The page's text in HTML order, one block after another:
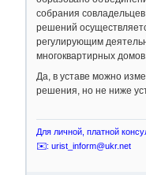
собрания
решений
регулирующим
многоквартирных домов.
Да, в уставе можно
решения, но не ниже
Для личной, платной
✉️: urist_inform@ukr.net